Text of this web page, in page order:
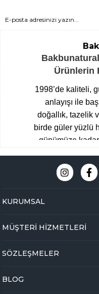
Ürünlerin
1998’de kaliteli,
anlayışı ile
doğallık, tazelik
birde güler yüzlü
günümüze
Baharatçısı,
olarak online
odaklı,eğitimli ve
planda tutarak
KURUMSAL
MÜŞTERİ HİZMETLERİ
SÖZLEŞMELER
BLOG